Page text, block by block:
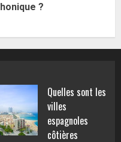
?
Quelles sont les
villes
espagnoles
côtières